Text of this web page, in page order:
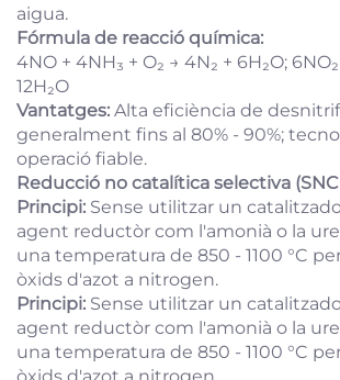
aigua.
Fórmula de reacció química:
4NO + 4NH₃ + O₂ → 4N₂ + 6H₂O;
12H₂O
Vantatges: Alta eficiència de
generalment fins al 80% - 90%;
operació fiable.
Reducció no catalítica selectiva
Principi: Sense utilitzar un
agent reductòr com l'amonià o la
una temperatura de 850 - 1100 °C
òxids d'azot a nitrogen.
Principi: Sense utilitzar un
agent reductòr com l'amonià o la
una temperatura de 850 - 1100 °C